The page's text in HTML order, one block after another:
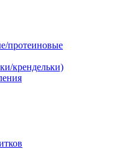
протеиновые
крендельки)